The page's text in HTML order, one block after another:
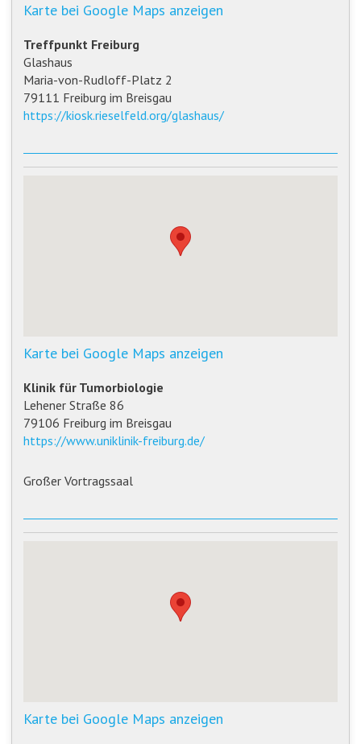
Karte bei Google Maps anzeigen
Treffpunkt Freiburg
Glashaus
Maria-von-Rudloff-Platz 2
79111 Freiburg im Breisgau
https://kiosk.rieselfeld.org/glashaus/
Karte bei Google Maps anzeigen
Klinik für Tumorbiologie
Lehener Straße 86
79106 Freiburg im Breisgau
https://www.uniklinik-freiburg.de/
Großer Vortragssaal
Karte bei Google Maps anzeigen